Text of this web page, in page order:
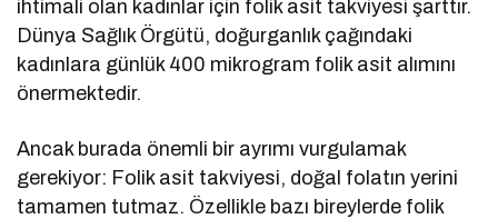
ihtimali olan kadınlar için folik asit takviyesi şarttır.
Dünya Sağlık Örgütü, doğurganlık çağındaki
kadınlara günlük 400 mikrogram folik asit alımını
önermektedir.
Ancak burada önemli bir ayrımı vurgulamak
gerekiyor: Folik asit takviyesi, doğal folatın yerini
tamamen tutmaz. Özellikle bazı bireylerde folik